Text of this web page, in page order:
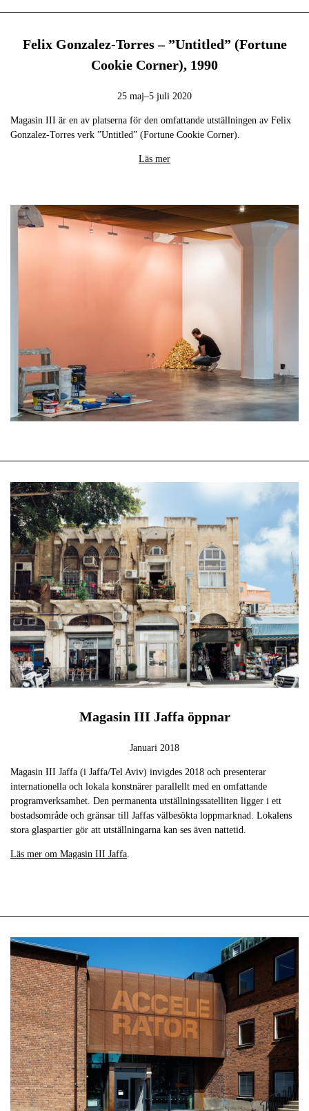
Felix Gonzalez-Torres – ”Untitled” (Fortune
Cookie Corner), 1990
25 maj–5 juli 2020
Magasin III är en av platserna för den omfattande utställningen av Felix
Gonzalez-Torres verk ”Untitled” (Fortune Cookie Corner).
Läs mer
Magasin III Jaffa öppnar
Januari 2018
Magasin III Jaffa (i Jaffa/Tel Aviv) invigdes 2018 och presenterar
internationella och lokala konstnärer parallellt med en omfattande
programverksamhet. Den permanenta utställningssatelliten ligger i ett
bostadsområde och gränsar till Jaffas välbesökta loppmarknad. Lokalens
stora glaspartier gör att utställningarna kan ses även nattetid.
Läs mer om Magasin III Jaffa.